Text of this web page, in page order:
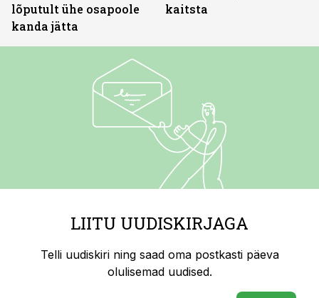
lõputult ühe osapoole
kanda jätta
kaitsta
LIITU UUDISKIRJAGA
Telli uudiskiri ning saad oma postkasti päeva
olulisemad uudised.